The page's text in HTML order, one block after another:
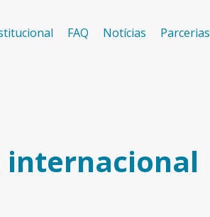
FAQ Notícias Parcerias
internacional